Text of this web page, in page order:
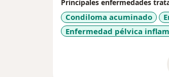
Principales enfermedades
Condiloma acuminado
Enfermedad pélvica